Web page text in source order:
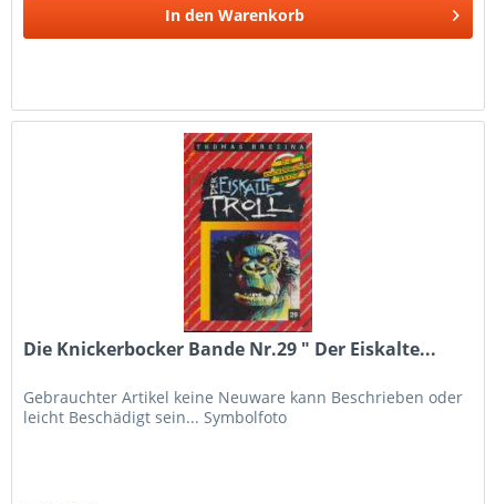
In den Warenkorb
Die Knickerbocker Bande Nr.29 " Der Eiskalte...
Gebrauchter Artikel keine Neuware kann Beschrieben oder
leicht Beschädigt sein... Symbolfoto